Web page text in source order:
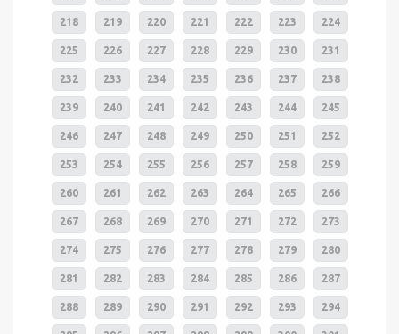
218 219 220 221 222 223 224
225 226 227 228 229 230 231
232 233 234 235 236 237 238
239 240 241 242 243 244 245
246 247 248 249 250 251 252
253 254 255 256 257 258 259
260 261 262 263 264 265 266
267 268 269 270 271 272 273
274 275 276 277 278 279 280
281 282 283 284 285 286 287
288 289 290 291 292 293 294